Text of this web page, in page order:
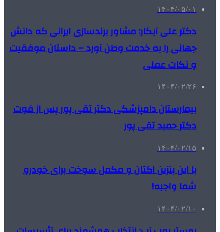
۱۴۰۴/۰۵/۰۱
دکتر علی آبکار: مشاور برندسازی ایرانی که دانش
جهانی را به خدمت وطن آورد – داستان موفقیت
و نکات عملی
۱۴۰۴/۰۲/۲۶
بیمارستان دامپزشکی دکتر تقی پور پس از فوت
دکتر حمید تقی پور
۱۴۰۴/۰۲/۱۵
با این بنزین اکتان و مکمل سوخت برای خودرو
شما واجبه!
۱۴۰۴/۰۲/۱۰